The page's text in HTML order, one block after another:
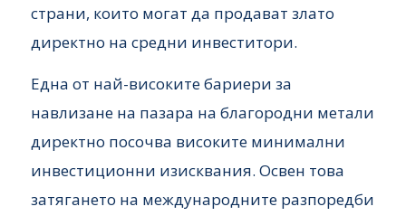
страни, които могат да продават злато
директно на средни инвеститори.
Една от най-високите бариери за
навлизане на пазара на благородни метали
директно посочва високите минимални
инвестиционни изисквания. Освен това
затягането на международните разпоредби